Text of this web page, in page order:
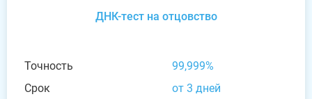
ДНК-тест на отцовство
Точность
99,999%
Срок
от 3 дней